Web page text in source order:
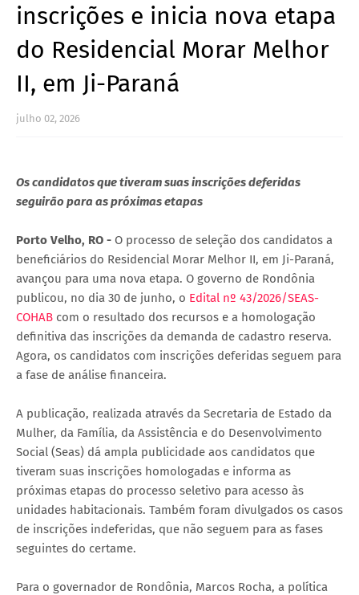
inscrições e inicia nova etapa
do Residencial Morar Melhor
II, em Ji-Paraná
julho 02, 2026
Os candidatos que tiveram suas inscrições deferidas
seguirão para as próximas etapas
Porto Velho, RO - O processo de seleção dos candidatos a
beneficiários do Residencial Morar Melhor II, em Ji-Paraná,
avançou para uma nova etapa. O governo de Rondônia
publicou, no dia 30 de junho, o Edital nº 43/2026/SEAS-
COHAB com o resultado dos recursos e a homologação
definitiva das inscrições da demanda de cadastro reserva.
Agora, os candidatos com inscrições deferidas seguem para
a fase de análise financeira.
A publicação, realizada através da Secretaria de Estado da
Mulher, da Família, da Assistência e do Desenvolvimento
Social (Seas) dá ampla publicidade aos candidatos que
tiveram suas inscrições homologadas e informa as
próximas etapas do processo seletivo para acesso às
unidades habitacionais. Também foram divulgados os casos
de inscrições indeferidas, que não seguem para as fases
seguintes do certame.
Para o governador de Rondônia, Marcos Rocha, a política